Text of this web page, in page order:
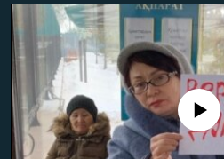
Skip
Search
ӘЛЕУМЕТ
ӘЛЕМ
АРНАЙЫ ЖОБАЛАР
Русский
No media source